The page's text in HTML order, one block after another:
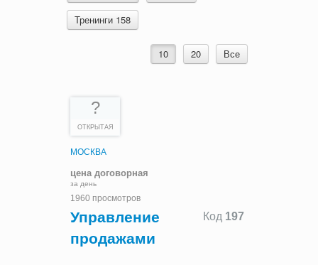
Тренинги 158
10 20 Все
?
ОТКРЫТАЯ
МОСКВА
цена договорная
за день
1960 просмотров
Код 197
Управление
продажами